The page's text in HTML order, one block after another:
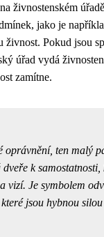
živnostenském
jako je
živnost. Pokud jsou
úřad vydá
zamítne.
oprávnění, ten malý
k samostatnosti,
vizí. Je symbolem
jsou hybnou